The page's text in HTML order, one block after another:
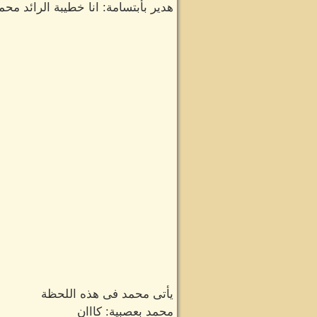
هدير بأبتسامة: انا خطيبة الرائد
يأتى محمد فى هذه اللحظة
محمد بعصبية: كااان